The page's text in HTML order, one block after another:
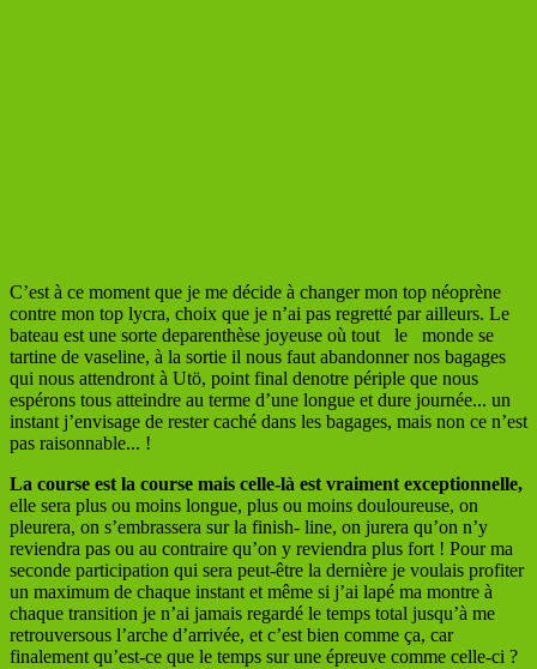
C’est à ce moment que je me décide à changer mon top néoprène
contre mon top lycra, choix que je n’ai pas regretté par ailleurs. Le
bateau est une sorte deparenthèse joyeuse où tout le monde se
tartine de vaseline, à la sortie il nous faut abandonner nos bagages
qui nous attendront à Utö, point final denotre périple que nous
espérons tous atteindre au terme d’une longue et dure journée... un
instant j’envisage de rester caché dans les bagages, mais non ce n’est
pas raisonnable... !
La course est la course mais celle-là est vraiment exceptionnelle,
elle sera plus ou moins longue, plus ou moins douloureuse, on
pleurera, on s’embrassera sur la finish- line, on jurera qu’on n’y
reviendra pas ou au contraire qu’on y reviendra plus fort ! Pour ma
seconde participation qui sera peut-être la dernière je voulais profiter
un maximum de chaque instant et même si j’ai lapé ma montre à
chaque transition je n’ai jamais regardé le temps total jusqu’à me
retrouversous l’arche d’arrivée, et c’est bien comme ça, car
finalement qu’est-ce que le temps sur une épreuve comme celle-ci ?